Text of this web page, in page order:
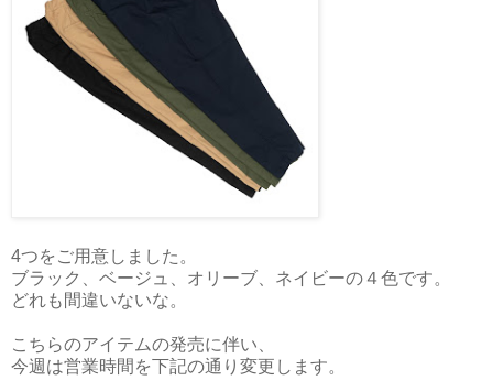
4つをご用意しました。
ブラック、ベージュ、オリーブ、ネイビーの４色です。
どれも間違いないな。
こちらのアイテムの発売に伴い、
今週は営業時間を下記の通り変更します。